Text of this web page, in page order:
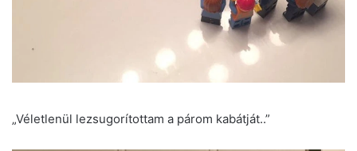
„Véletlenül lezsugorítottam a párom kabátját..”